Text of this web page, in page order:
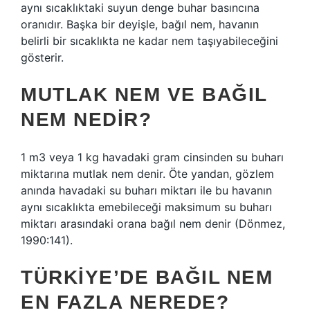
aynı sıcaklıktaki suyun denge buhar basıncına
oranıdır. Başka bir deyişle, bağıl nem, havanın
belirli bir sıcaklıkta ne kadar nem taşıyabileceğini
gösterir.
MUTLAK NEM VE BAĞIL
NEM NEDIR?
1 m3 veya 1 kg havadaki gram cinsinden su buharı
miktarına mutlak nem denir. Öte yandan, gözlem
anında havadaki su buharı miktarı ile bu havanın
aynı sıcaklıkta emebileceği maksimum su buharı
miktarı arasındaki orana bağıl nem denir (Dönmez,
1990:141).
TÜRKIYE’DE BAĞIL NEM
EN FAZLA NEREDE?